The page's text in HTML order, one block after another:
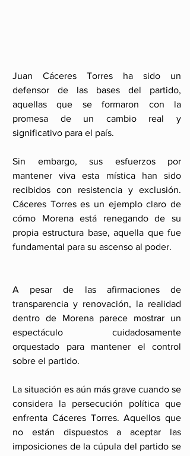
Juan Cáceres Torres ha sido un
defensor de las bases del partido,
aquellas que se formaron con la
promesa de un cambio real y
significativo para el país.
Sin embargo, sus esfuerzos por
mantener viva esta mística han sido
recibidos con resistencia y exclusión.
Cáceres Torres es un ejemplo claro de
cómo Morena está renegando de su
propia estructura base, aquella que fue
fundamental para su ascenso al poder.
A pesar de las afirmaciones de
transparencia y renovación, la realidad
dentro de Morena parece mostrar un
espectáculo cuidadosamente
orquestado para mantener el control
sobre el partido.
La situación es aún más grave cuando se
considera la persecución política que
enfrenta Cáceres Torres. Aquellos que
no están dispuestos a aceptar las
imposiciones de la cúpula del partido se